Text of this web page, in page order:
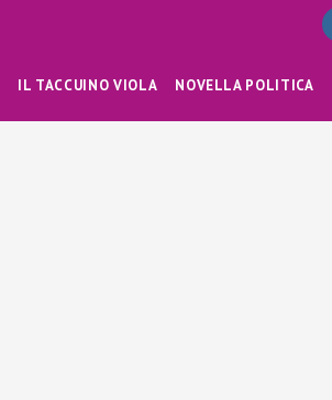
IL TACCUINO VIOLA NOVELLA POLITICA